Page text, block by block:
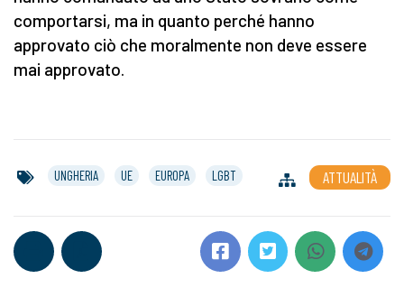
comportarsi, ma in quanto perché hanno
approvato ciò che moralmente non deve essere
mai approvato.
UNGHERIA UE EUROPA LGBT ATTUALITÀ